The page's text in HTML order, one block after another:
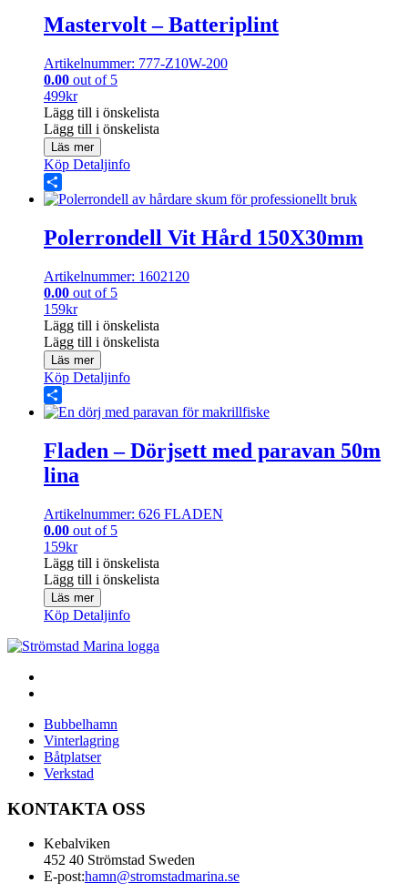
Mastervolt – Batteriplint
Artikelnummer: 777-Z10W-200
0.00 out of 5
499kr
Lägg till i önskelista
Lägg till i önskelista
Läs mer
Köp Detaljinfo
Share
Polerrondell Vit Hård 150X30mm
Artikelnummer: 1602120
0.00 out of 5
159kr
Lägg till i önskelista
Lägg till i önskelista
Läs mer
Köp Detaljinfo
Share
Fladen – Dörjsett med paravan 50m
lina
Artikelnummer: 626 FLADEN
0.00 out of 5
159kr
Lägg till i önskelista
Lägg till i önskelista
Läs mer
Köp Detaljinfo
Bubbelhamn
Vinterlagring
Båtplatser
Verkstad
KONTAKTA OSS
Kebalviken
452 40 Strömstad Sweden
E-post:hamn@stromstadmarina.se